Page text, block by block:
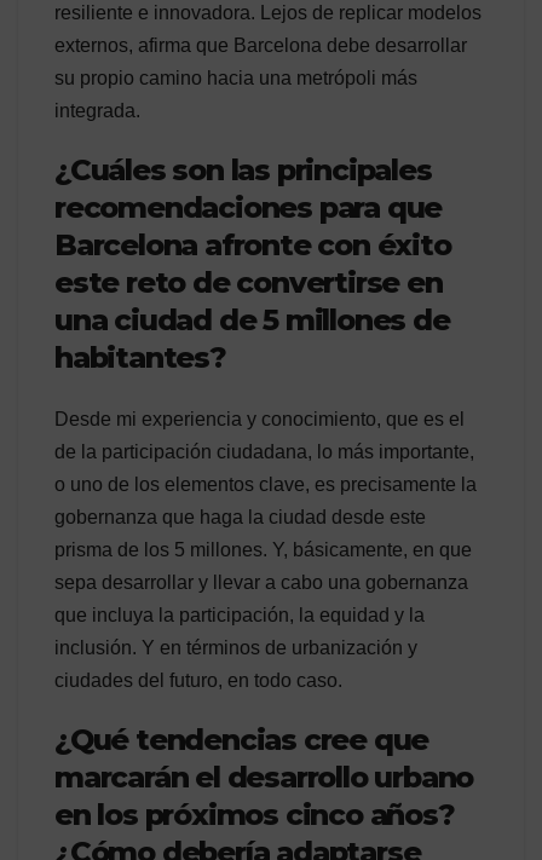
resiliente e innovadora. Lejos de replicar modelos
externos, afirma que Barcelona debe desarrollar
su propio camino hacia una metrópoli más
integrada.
¿Cuáles son las principales
recomendaciones para que
Barcelona afronte con éxito
este reto de convertirse en
una ciudad de 5 millones de
habitantes?
Desde mi experiencia y conocimiento, que es el
de la participación ciudadana, lo más importante,
o uno de los elementos clave, es precisamente la
gobernanza que haga la ciudad desde este
prisma de los 5 millones. Y, básicamente, en que
sepa desarrollar y llevar a cabo una gobernanza
que incluya la participación, la equidad y la
inclusión. Y en términos de urbanización y
ciudades del futuro, en todo caso.
¿Qué tendencias cree que
marcarán el desarrollo urbano
en los próximos cinco años?
¿Cómo debería adaptarse